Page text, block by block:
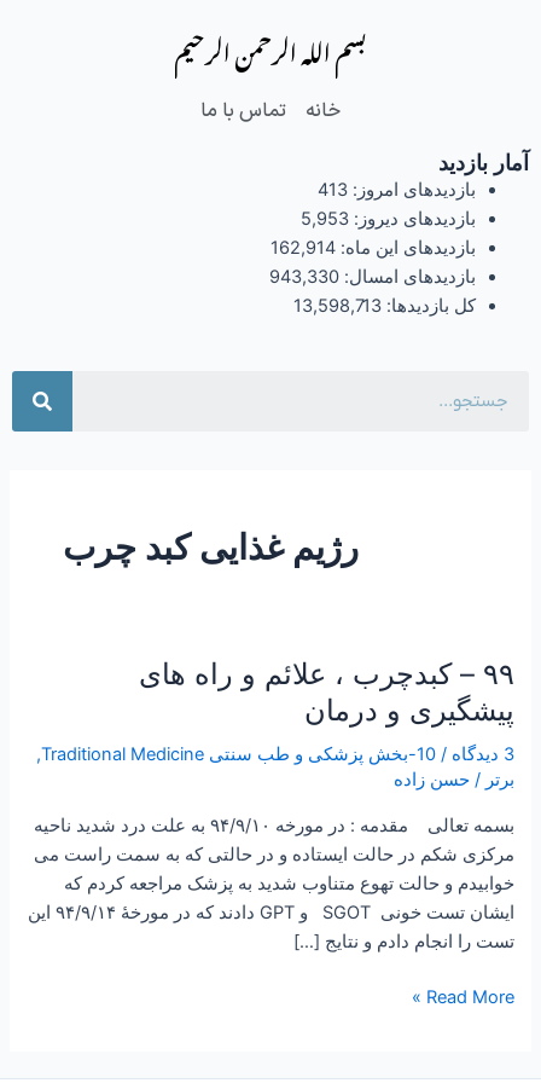
بسم الله الرحمن الرحیم
خانه تماس با ما
آمار بازدید
بازدیدهای امروز: 413
بازدیدهای دیروز: 5,953
بازدیدهای این ماه: 162,914
بازدیدهای امسال: 943,330
کل بازدیدها: 13,598,713
رژیم غذایی کبد چرب
۹۹ – کبدچرب ، علائم و راه های
پیشگیری و درمان
3 دیدگاه /10-بخش پزشکی و طب سنتی Traditional Medicine
,
برتر /حسن زاده
بسمه تعالی مقدمه : در مورخه ۹۴/۹/۱۰ به علت درد شدید ناحیه
مرکزی شکم در حالت ایستاده و در حالتی که به سمت راست می
خوابیدم و حالت تهوع متناوب شدید به پزشک مراجعه کردم که
ایشان تست خونی SGOT و GPT دادند که در مورخۀ ۹۴/۹/۱۴ این
تست را انجام دادم و نتایج […]
۹۹
کبدچرب
،
علائم
راه
های
پیشگیری
Read More »